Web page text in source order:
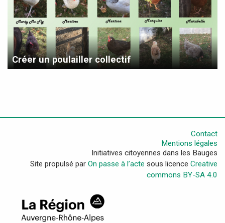
Créer un poulailler collectif
Contact
Mentions légales
Initiatives citoyennes dans les Bauges
Site propulsé par On passe à l’acte sous licence Creative
commons BY-SA 4.0